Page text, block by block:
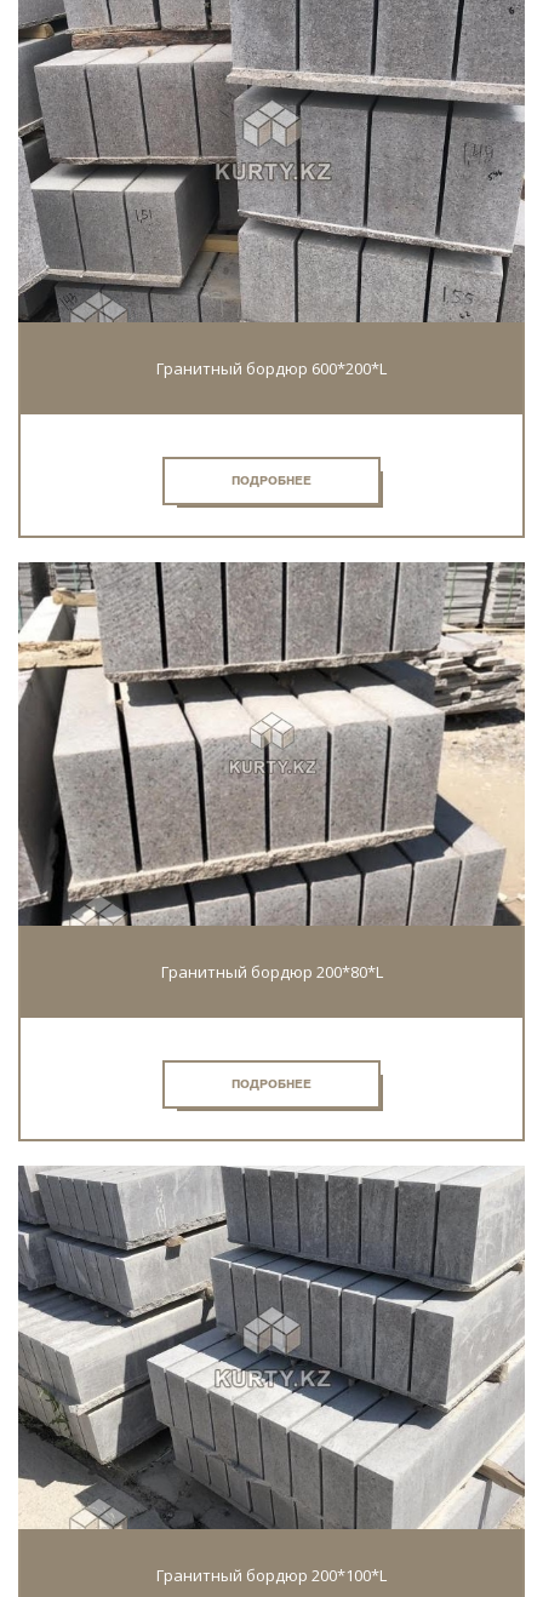
Гранитный бордюр 600*200*L
ПОДРОБНЕЕ
Гранитный бордюр 200*80*L
ПОДРОБНЕЕ
Гранитный бордюр 200*100*L